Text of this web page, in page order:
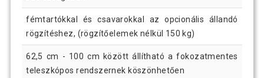
fémtartókkal és csavarokkal az opcionális állandó
rögzítéshez, (rögzítőelemek nélkül 150 kg)
62,5 cm - 100 cm között állítható a fokozatmentes
teleszkópos rendszernek köszönhetően